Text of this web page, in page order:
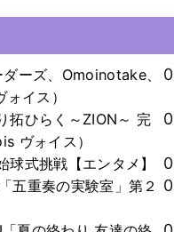
ダーズ、Omoinotake、
イス）
0
拓ひらく～ZION～ 完
ヴォイス）
0
球式挑戦【エンタメ】
0
五重奏の実験室」第２ 0